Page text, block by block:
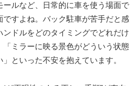
ールなど、日常的に車を使う場面で
ですよね。バック駐車が苦手だと感
ンドルをどのタイミングでどれだけ
「ミラーに映る景色がどういう状態
といった不安を抱えています。